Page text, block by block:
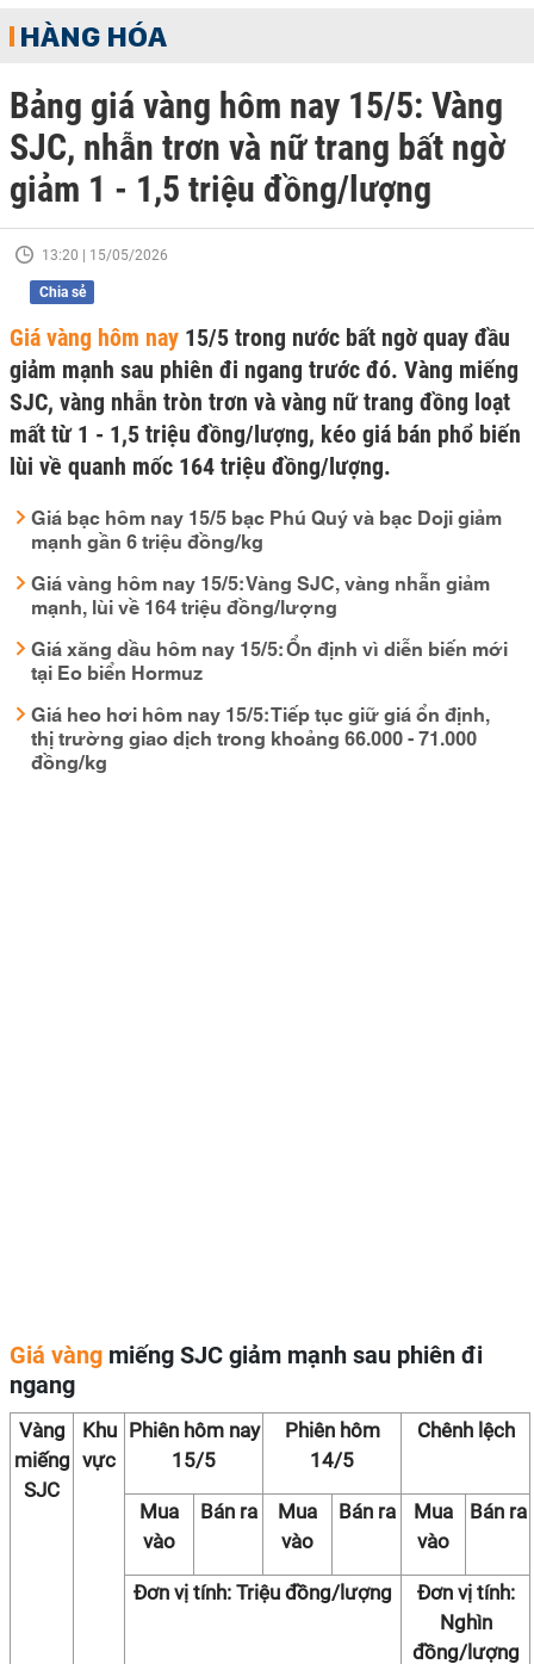
HÀNG HÓA
Bảng giá vàng hôm nay 15/5: Vàng
SJC, nhẫn trơn và nữ trang bất ngờ
giảm 1 - 1,5 triệu đồng/lượng
13:20 | 15/05/2026
Chia sẻ
Giá vàng hôm nay 15/5 trong nước bất ngờ quay đầu
giảm mạnh sau phiên đi ngang trước đó. Vàng miếng
SJC, vàng nhẫn tròn trơn và vàng nữ trang đồng loạt
mất từ 1 - 1,5 triệu đồng/lượng, kéo giá bán phổ biến
lùi về quanh mốc 164 triệu đồng/lượng.
Giá bạc hôm nay 15/5 bạc Phú Quý và bạc Doji giảm
mạnh gần 6 triệu đồng/kg
Giá vàng hôm nay 15/5: Vàng SJC, vàng nhẫn giảm
mạnh, lùi về 164 triệu đồng/lượng
Giá xăng dầu hôm nay 15/5: Ổn định vì diễn biến mới
tại Eo biển Hormuz
Giá heo hơi hôm nay 15/5: Tiếp tục giữ giá ổn định,
thị trường giao dịch trong khoảng 66.000 - 71.000
đồng/kg
Giá vàng miếng SJC giảm mạnh sau phiên đi
ngang
Vàng
miếng
SJC
Khu
vực
Phiên hôm nay
15/5
Phiên hôm
14/5
Chênh lệch
Mua
vào
Bán ra
Mua
vào
Bán ra
Mua
vào
Bán ra
Đơn vị tính: Triệu đồng/lượng
Đơn vị tính:
Nghìn
đồng/lượng